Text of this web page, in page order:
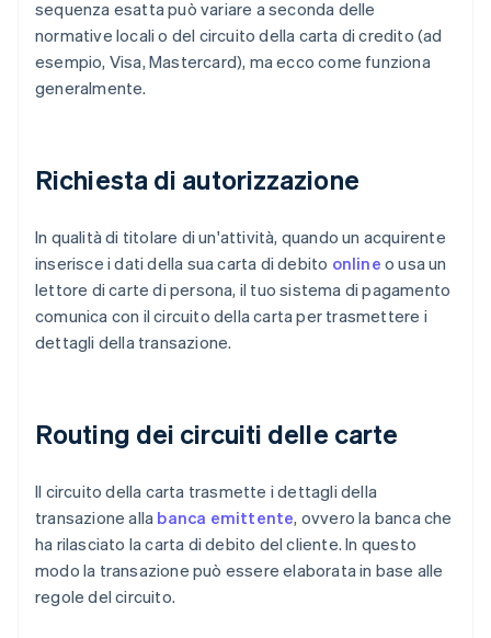
sequenza esatta può variare a seconda delle
normative locali o del circuito della carta di credito (ad
esempio, Visa, Mastercard), ma ecco come funziona
generalmente.
Richiesta di autorizzazione
In qualità di titolare di un'attività, quando un acquirente
inserisce i dati della sua carta di debito online o usa un
lettore di carte di persona, il tuo sistema di pagamento
comunica con il circuito della carta per trasmettere i
dettagli della transazione.
Routing dei circuiti delle carte
Il circuito della carta trasmette i dettagli della
transazione alla banca emittente, ovvero la banca che
ha rilasciato la carta di debito del cliente. In questo
modo la transazione può essere elaborata in base alle
regole del circuito.